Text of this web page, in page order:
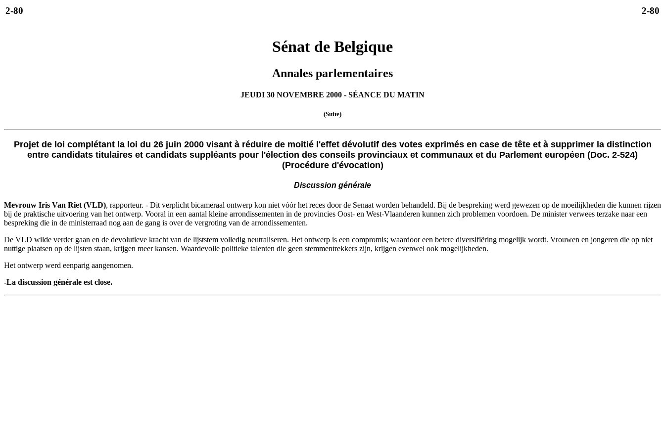
2-80 2-80
Sénat de Belgique
Annales parlementaires
JEUDI 30 NOVEMBRE 2000 - SÉANCE DU MATIN
(Suite)
Projet de loi complétant la loi du 26 juin 2000 visant à réduire de moitié l'effet dévolutif des votes exprimés en case de tête et à supprimer la distinction
entre candidats titulaires et candidats suppléants pour l'élection des conseils provinciaux et communaux et du Parlement européen (Doc. 2-524)
(Procédure d'évocation)
Discussion générale
Mevrouw Iris Van Riet (VLD), rapporteur. - Dit verplicht bicameraal ontwerp kon niet vóór het reces door de Senaat worden behandeld. Bij de bespreking werd gewezen op de moeilijkheden die kunnen rijzen
bij de praktische uitvoering van het ontwerp. Vooral in een aantal kleine arrondissementen in de provincies Oost- en West-Vlaanderen kunnen zich problemen voordoen. De minister verwees terzake naar een
bespreking die in de ministerraad nog aan de gang is over de vergroting van de arrondissementen.
De VLD wilde verder gaan en de devolutieve kracht van de lijststem volledig neutraliseren. Het ontwerp is een compromis; waardoor een betere diversifiëring mogelijk wordt. Vrouwen en jongeren die op niet
nuttige plaatsen op de lijsten staan, krijgen meer kansen. Waardevolle politieke talenten die geen stemmentrekkers zijn, krijgen evenwel ook mogelijkheden.
Het ontwerp werd eenparig aangenomen.
-La discussion générale est close.